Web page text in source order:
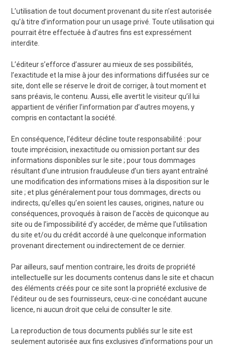
L’utilisation de tout document provenant du site n’est autorisée
qu’à titre d’information pour un usage privé. Toute utilisation qui
pourrait être effectuée à d’autres fins est expressément
interdite.
L’éditeur s’efforce d’assurer au mieux de ses possibilités,
l’exactitude et la mise à jour des informations diffusées sur ce
site, dont elle se réserve le droit de corriger, à tout moment et
sans préavis, le contenu. Aussi, elle avertit le visiteur qu’il lui
appartient de vérifier l’information par d’autres moyens, y
compris en contactant la société.
En conséquence, l’éditeur décline toute responsabilité : pour
toute imprécision, inexactitude ou omission portant sur des
informations disponibles sur le site ; pour tous dommages
résultant d’une intrusion frauduleuse d’un tiers ayant entraîné
une modification des informations mises à la disposition sur le
site ; et plus généralement pour tous dommages, directs ou
indirects, qu’elles qu’en soient les causes, origines, nature ou
conséquences, provoqués à raison de l’accès de quiconque au
site ou de l’impossibilité d’y accéder, de même que l’utilisation
du site et/ou du crédit accordé à une quelconque information
provenant directement ou indirectement de ce dernier.
Par ailleurs, sauf mention contraire, les droits de propriété
intellectuelle sur les documents contenus dans le site et chacun
des éléments créés pour ce site sont la propriété exclusive de
l’éditeur ou de ses fournisseurs, ceux-ci ne concédant aucune
licence, ni aucun droit que celui de consulter le site.
La reproduction de tous documents publiés sur le site est
seulement autorisée aux fins exclusives d’informations pour un